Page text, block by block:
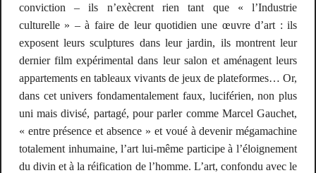
conviction – ils n’exècrent rien tant que « l’Industrie
culturelle » – à faire de leur quotidien une œuvre d’art : ils
exposent leurs sculptures dans leur jardin, ils montrent leur
dernier film expérimental dans leur salon et aménagent leurs
appartements en tableaux vivants de jeux de plateformes… Or,
dans cet univers fondamentalement faux, luciférien, non plus
uni mais divisé, partagé, pour parler comme Marcel Gauchet,
« entre présence et absence » et voué à devenir mégamachine
totalement inhumaine, l’art lui-même participe à l’éloignement
du divin et à la réification de l’homme. L’art, confondu avec le